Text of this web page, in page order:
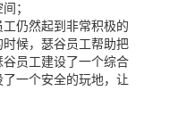
；
仍然起到非常积极的
候，瑟谷员工帮助把
员工建设了一个综合
一个安全的玩地，让